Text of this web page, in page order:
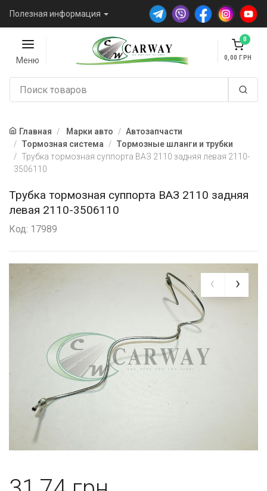
Полезная информация
Меню
0
0,00
Главная Марки авто
Автозапчасти
Тормозная система
Тормозные шланги и трубки
Трубка тормозная суппорта ВАЗ 2110 задняя левая 2110-
3506110
Трубка тормозная суппорта ВАЗ 2110 задняя
левая 2110-3506110
Код: 17989